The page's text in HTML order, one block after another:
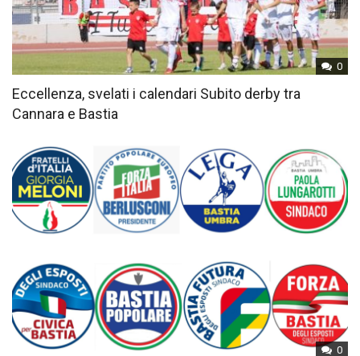
0
Eccellenza, svelati i calendari Subito derby tra
Cannara e Bastia
0